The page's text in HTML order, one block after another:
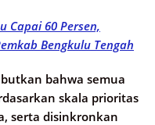
Capai 60 Persen,
Bengkulu Tengah
bahwa semua
skala prioritas
serta disinkronkan